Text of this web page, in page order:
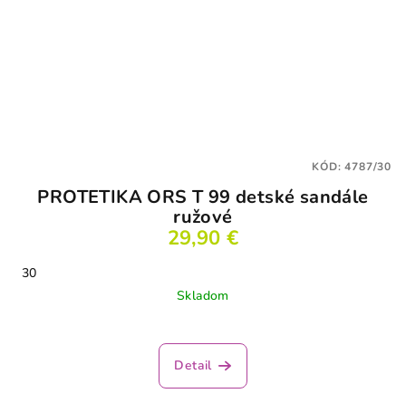
PROTETIKA ORS T 99 detské sandále
ružové
29,90 €
30
Skladom
Detail
KÓD:4787/30